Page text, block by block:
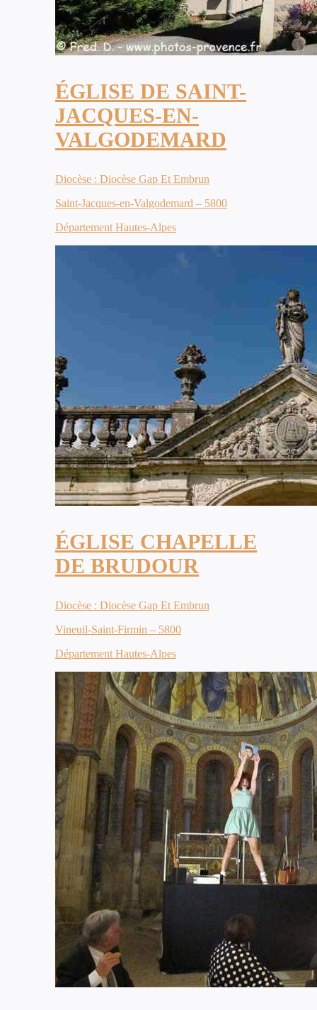
ÉGLISE DE SAINT-
JACQUES-EN-
VALGODEMARD
Diocèse : Diocèse Gap Et Embrun
Saint-Jacques-en-Valgodemard – 5800
Département Hautes-Alpes
ÉGLISE CHAPELLE
DE BRUDOUR
Diocèse : Diocèse Gap Et Embrun
Vineuil-Saint-Firmin – 5800
Département Hautes-Alpes